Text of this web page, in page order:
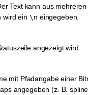
Text kann aus
wird ein \n eingegeben.
angezeigt wird.
mit Pfadangabe einer
angegeben (z. B.